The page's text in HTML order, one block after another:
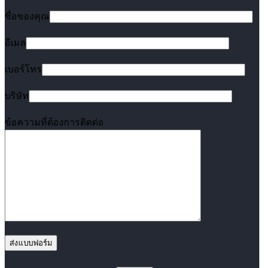
ชื่อของคุณ
อีเมล
เบอร์โทร
บริษัท
ข้อความที่ต้องการติดต่อ